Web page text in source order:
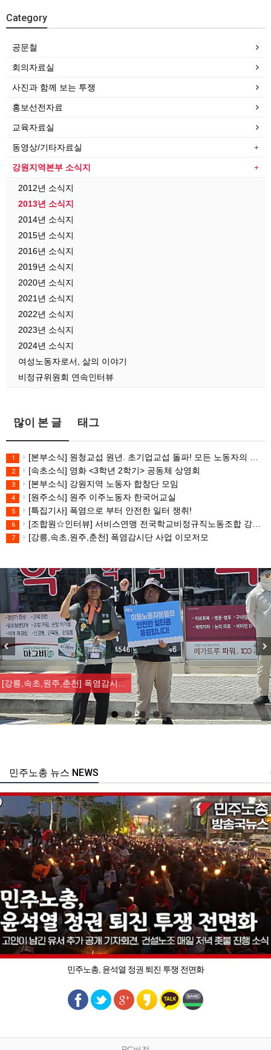
Category
공문철
회의자료실
사진과 함께 보는 투쟁
홍보선전자료
교육자료실
동영상/기타자료실
강원지역본부 소식지
2012년 소식지
2013년 소식지
2014년 소식지
2015년 소식지
2016년 소식지
2019년 소식지
2020년 소식지
2021년 소식지
2022년 소식지
2023년 소식지
2024년 소식지
여성노동자로서, 삶의 이야기
비정규위원회 연속인터뷰
많이 본 글 태그
1 [본부소식] 원청교섭 원년. 초기업교섭 돌파! 모든 노동자의 노동기본권 쟁취! 민주노총 7.15 총파업대회
2 [속초소식] 영화 <3학년 2학기> 공동체 상영회
3 [본부소식] 강원지역 노동자 합창단 모임
4 [원주소식] 원주 이주노동자 한국어교실
5 [특집기사] 폭염으로 부터 안전한 일터 쟁취!
6 [조합원☆인터뷰] 서비스연맹 전국학교비정규직노동조합 강원지부 김유미 춘천지회장
7 [강릉,속초,원주,춘천] 폭염감시단 사업 이모저모
[강릉,속초,원주,춘천] 폭염감시…
주노총 뉴스 NEWS
민주노총, 윤석열 정권 퇴진 투쟁 전면화